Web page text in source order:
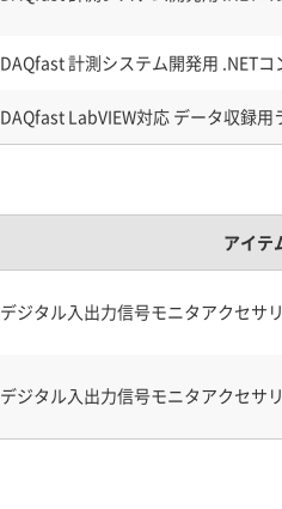
DAQfast 計測システム開発用 .NET
DAQfast LabVIEW対応 データ収録用
アイテ
デジタル入出力信号モニタアクセサ
デジタル入出力信号モニタアクセサ